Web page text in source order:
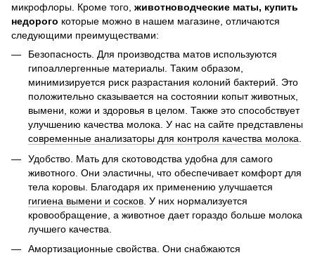
микрофлоры. Кроме того, животноводческие маты, купить
недорого которые можно в нашем магазине, отличаются
следующими преимуществами:
Безопасность. Для производства матов используются
гипоаллергенные материалы. Таким образом,
минимизируется риск разрастания колоний бактерий. Это
положительно сказывается на состоянии копыт животных,
вымени, кожи и здоровья в целом. Также это способствует
улучшению качества молока. У нас на сайте представлены
современные анализаторы для контроля качества молока.
Удобство. Мать для скотоводства удобна для самого
животного. Они эластичны, что обеспечивает комфорт для
тела коровы. Благодаря их применению улучшается
гигиена вымени и сосков . У них нормализуется
кровообращение, а животное дает гораздо больше молока
лучшего качества.
Амортизационные свойства. Они снабжаются